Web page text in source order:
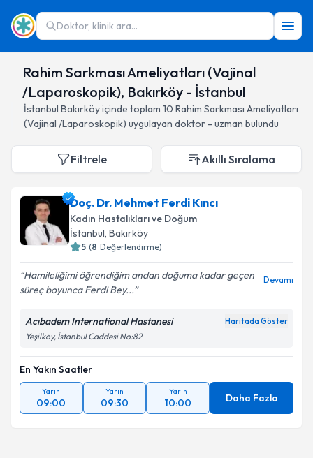
Doktor, klinik ara...
Rahim Sarkması Ameliyatları (Vajinal
/Laparoskopik), Bakırköy - İstanbul
İstanbul Bakırköyiçinde toplam 10 Rahim Sarkması Ameliyatları
(Vajinal /Laparoskopik) uygulayan doktor - uzman bulundu
Filtrele Akıllı Sıralama
Doç. Dr. Mehmet Ferdi Kıncı
Kadın Hastalıkları ve Doğum
İstanbul, Bakırköy
5 (8 Değerlendirme)
Hamileliğimi öğrendiğim andan doğuma kadar geçen
süreç boyunca Ferdi Bey...
Devamı
Acıbadem International Hastanesi Haritada Göster
Yeşilköy, İstanbul Caddesi No:82
En Yakın Saatler
Yarın
09:00
Yarın
09:30
Yarın
10:00 Daha Fazla